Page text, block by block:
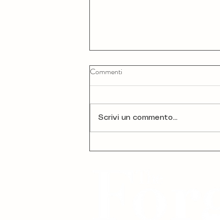
Venezia Film Festival 82: gli
Commenti
Scrivi un commento...